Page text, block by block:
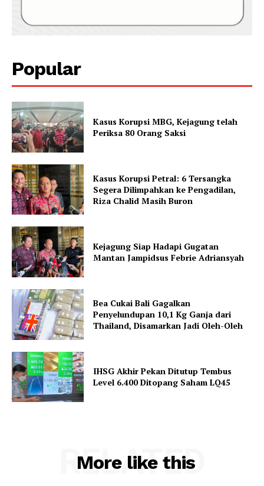
Popular
Kasus Korupsi MBG, Kejagung telah
Periksa 80 Orang Saksi
Kasus Korupsi Petral: 6 Tersangka
Segera Dilimpahkan ke Pengadilan,
Riza Chalid Masih Buron
Kejagung Siap Hadapi Gugatan
Mantan Jampidsus Febrie Adriansyah
Bea Cukai Bali Gagalkan
Penyelundupan 10,1 Kg Ganja dari
Thailand, Disamarkan Jadi Oleh-Oleh
IHSG Akhir Pekan Ditutup Tembus
Level 6.400 Ditopang Saham LQ45
More like this
RELATED